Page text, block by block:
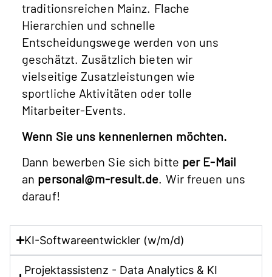
traditionsreichen Mainz. Flache
Hierarchien und schnelle
Entscheidungswege werden von uns
geschätzt. Zusätzlich bieten wir
vielseitige Zusatzleistungen wie
sportliche Aktivitäten oder tolle
Mitarbeiter-Events.
Wenn Sie uns kennenlernen möchten.
Dann bewerben Sie sich bitte per E-Mail
an personal@m-result.de. Wir freuen uns
darauf!
KI-Softwareentwickler (w/m/d)
Projektassistenz - Data Analytics & KI